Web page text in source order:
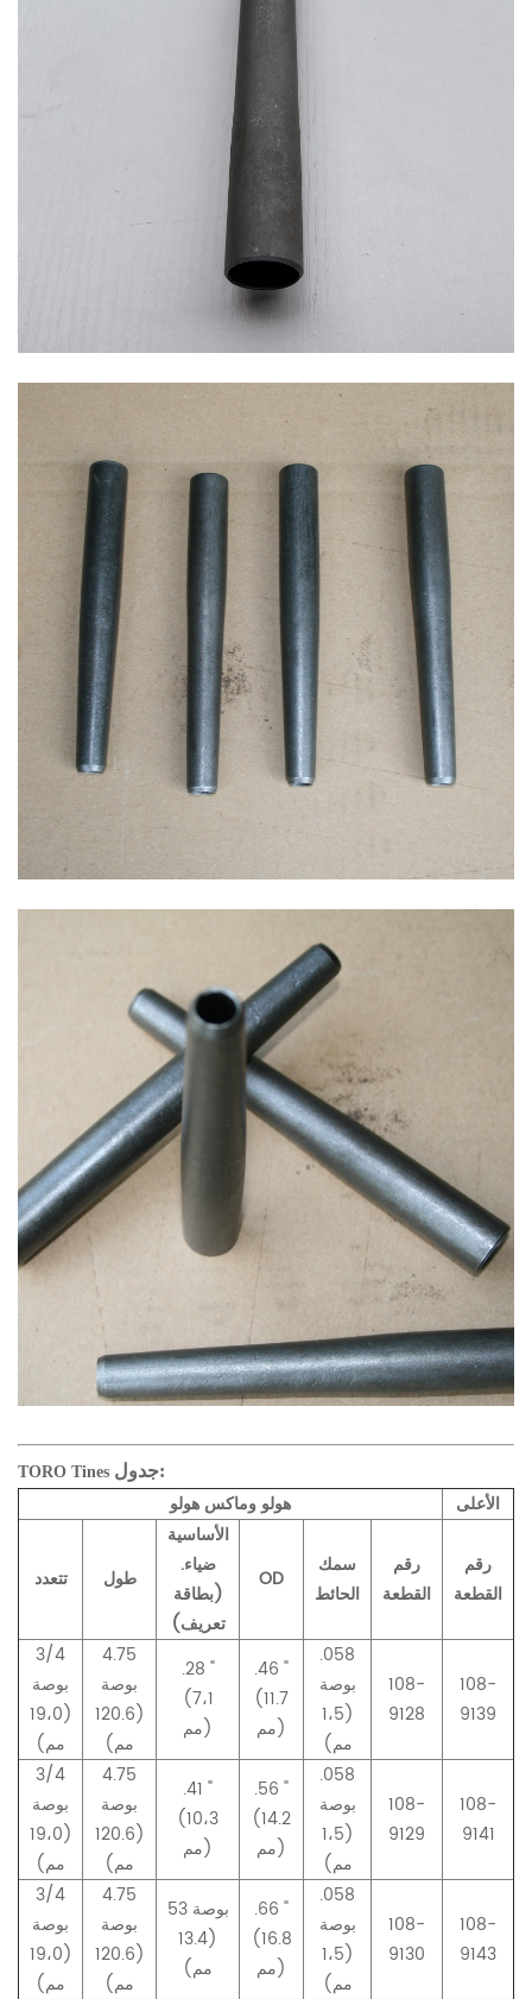
TORO Tines جدول:
هولو وماكس هولو الأعلى
تتعدد طول
الأساسية
ضياء.
(بطاقة
تعريف)
OD
سمك
الحائط
رقم
القطعة
رقم
القطعة
3/4
بوصة
(19،0
مم)
4.75
بوصة
(120.6
مم)
.28 "
(7،1
مم)
.46 "
(11.7
مم)
.058
بوصة
(1،5
مم)
108-
9128
108-
9139
3/4
بوصة
(19،0
مم)
4.75
بوصة
(120.6
مم)
.41 "
(10،3
مم)
.56 "
(14.2
مم)
.058
بوصة
(1،5
مم)
108-
9129
108-
9141
3/4
بوصة
(19،0
مم)
4.75
بوصة
(120.6
مم)
53 بوصة
(13.4
مم)
.66 "
(16.8
مم)
.058
بوصة
(1،5
مم)
108-
9130
108-
9143